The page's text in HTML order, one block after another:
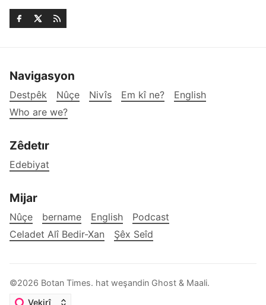
Navigasyon
Destpêk Nûçe Nivîs Em kî ne?
English
Who are we?
Zêdetır
Edebiyat
Mijar
Nûçe bername English
Podcast
Celadet Alî Bedir-Xan
Şêx Seîd
©2026 Botan Times. hat weşandin Ghost & Maali.